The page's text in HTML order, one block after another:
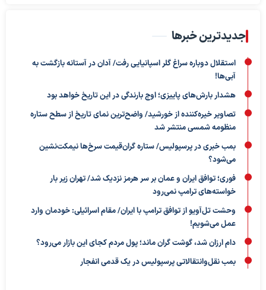
جدیدترین خبرها
استقلال دوباره سراغ گلر اسپانیایی رفت/ آدان در آستانه بازگشت به
آبی‌ها!
هشدار بارش‌های پاییزی؛ اوج بارندگی در این تاریخ خواهد بود
تصاویر خیره‌کننده از خورشید/ واضح‌ترین نمای تاریخ از سطح ستاره
منظومه شمسی منتشر شد
بمب خبری در پرسپولیس/ ستاره گران‌قیمت سرخ‌ها نیمکت‌نشین
می‌شود؟
فوری؛ توافق ایران و عمان بر سر هرمز نزدیک شد/ تهران زیر بار
خواسته‌های ترامپ نمی‌رود
وحشت تل‌آویو از توافق ترامپ با ایران/ مقام اسرائیلی: خودمان وارد
عمل می‌شویم!
دام ارزان شد، گوشت گران ماند؛ پول مردم کجای این بازار می‌رود؟
بمب نقل‌وانتقالاتی پرسپولیس در یک قدمی انفجار